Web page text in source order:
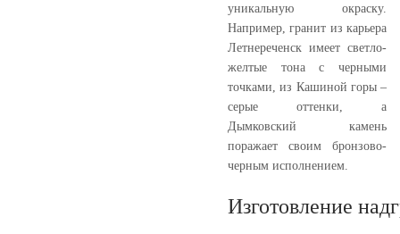
уникальную окраску.
Например, гранит из карьера
Летнереченск имеет светло-
желтые тона с черными
точками, из Кашиной горы –
серые оттенки, а
Дымковский камень
поражает своим бронзово-
черным исполнением.
Изготовление